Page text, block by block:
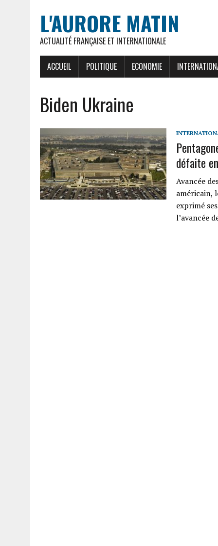
L'AURORE MATIN
ACTUALITÉ FRANÇAISE ET INTERNATIONALE
ACCUEIL POLITIQUE ECONOMIE
Biden Ukraine
défaite
Avancée
américain,
exprimé
l’avancée